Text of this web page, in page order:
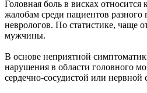
Головная боль в висках относится
жалобам среди пациентов разного
неврологов. По статистике, чаще
мужчины.
В основе неприятной
нарушения в области головного
сердечно-сосудистой или нервной